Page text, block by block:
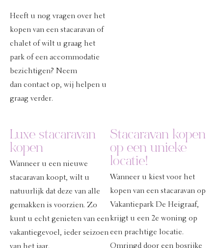
Heeft u nog vragen over het
kopen van een stacaravan of
chalet of wilt u graag het
park of een accommodatie
bezichtigen? Neem
dan contact op, wij helpen u
graag verder.
Luxe stacaravan
kopen
Wanneer u een nieuwe
stacaravan koopt, wilt u
natuurlijk dat deze van alle
gemakken is voorzien. Zo
kunt u echt genieten van een
vakantiegevoel, ieder seizoen
Stacaravan kopen
op een unieke
locatie!
Wanneer u kiest voor het
kopen van een stacaravan op
Vakantiepark De Heigraaf,
krijgt u een 2e woning op
een prachtige locatie.
Omringd door een bosrijke